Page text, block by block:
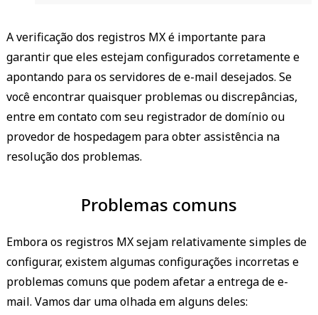
A verificação dos registros MX é importante para
garantir que eles estejam configurados corretamente e
apontando para os servidores de e-mail desejados. Se
você encontrar quaisquer problemas ou discrepâncias,
entre em contato com seu registrador de domínio ou
provedor de hospedagem para obter assistência na
resolução dos problemas.
Problemas comuns
Embora os registros MX sejam relativamente simples de
configurar, existem algumas configurações incorretas e
problemas comuns que podem afetar a entrega de e-
mail. Vamos dar uma olhada em alguns deles: